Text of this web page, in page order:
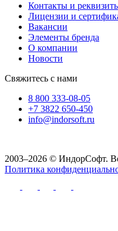
Контакты и
Лицензии и
Вакансии
Элементы бренда
О компании
Новости
Свяжитесь с нами
8 800 333-08-05
+7 3822 650-450
info@indorsoft.ru
2003–2026 © ИндорСофт.
Политика